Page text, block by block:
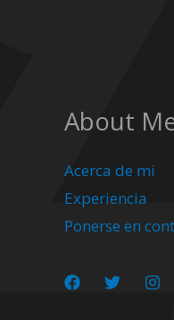
About
Acerca de mi
Experiencia
Ponerse en